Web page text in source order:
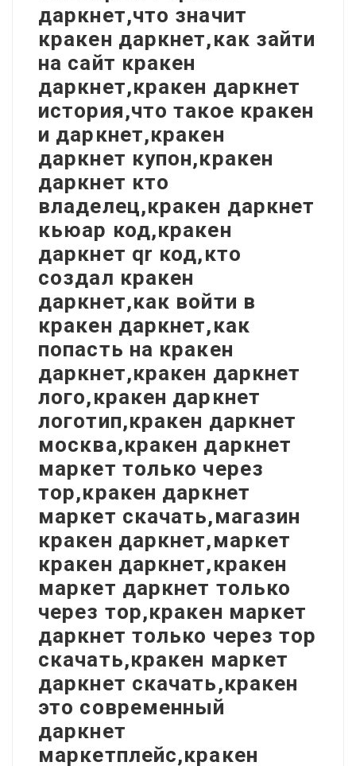
даркнет,что значит
кракен даркнет,как зайти
на сайт кракен
даркнет,кракен даркнет
история,что такое кракен
и даркнет,кракен
даркнет купон,кракен
даркнет кто
владелец,кракен даркнет
кьюар код,кракен
даркнет qr код,кто
создал кракен
даркнет,как войти в
кракен даркнет,как
попасть на кракен
даркнет,кракен даркнет
лого,кракен даркнет
логотип,кракен даркнет
москва,кракен даркнет
маркет только через
тор,кракен даркнет
маркет скачать,магазин
кракен даркнет,маркет
кракен даркнет,кракен
маркет даркнет только
через тор,кракен маркет
даркнет только через тор
скачать,кракен маркет
даркнет скачать,кракен
это современный
даркнет
маркетплейс,кракен